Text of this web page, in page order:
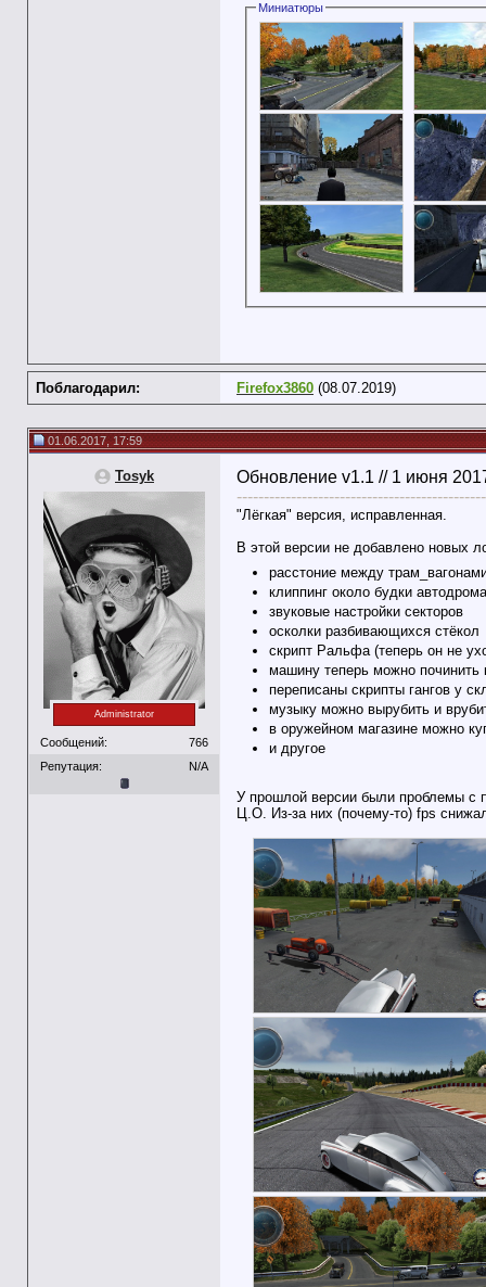
Миниатюры
Поблагодарил: Firefox3860 (08.07.2019)
01.06.2017, 17:59
Tosyk
Administrator
Сообщений:
766
Репутация:
N/A
Обновление v1.1 // 1 июня
"Лёгкая" версия, исправленная.
В этой версии не добавлено новых
расстоние между
клиппинг около будки автодрома
звуковые настройки секторов
осколки разбивающихся стёкол
скрипт Ральфа (теперь он не
машину теперь можно
переписаны скрипты гангов у
музыку можно вырубить и
в оружейном магазине можно
и другое
У прошлой версии были проблемы с
Ц.О. Из-за них (почему-то) fps